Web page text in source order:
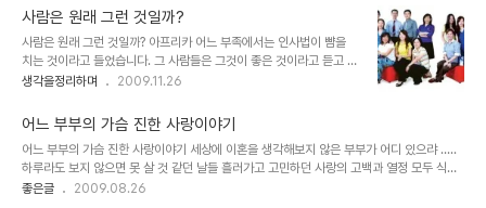
고 있음에 우려의 목소리가 커지고 있습니다. 더욱이 이러한 내용이 또
다시 찌라시에 기사화되면서 무한 반복되며 없는 일도 다시 재생산되
고 마는 그야말로 엉뚱한 일들이 자꾸 벌어지고 있습니다. 그런데, 이
를 두고 한나라당의 전여옥 의원께서 이에 대한 글을 썼다 하여 찾아보
니.... 참으로 아연실색하지 않을 수 없었습니다. 그동안 말도 아닌 말
않지만, 말을 하시려거든 제발 제대로..
사람은 원래 그런 것일까?
사람은 원래 그런 것일까? 아프리카 어느 부족에서는 인사법이 뺨을
치는 것이라고 들었습니다. 그 사람들은 그것이 좋은 것이라고 듣고 보
며 시간의 위로부터 현재까지 그렇게 이어져 그런 전통이 있는 그 곳에
언어에 따라 그 사람의 언어도 정해집니다. -해외 이민이나 입양을 가
지 않는 한- 학자들의 주장에 의하면 언어는 생각의 바탕이 된다고 합
니다. 그러니까 사람들은 자신이 사용하는 언어를 통해 생각을 하게 된
다는 것을 의미하기도 합니다. 또한 사람은 그 지역 또는 집안의 종교
에 따라 대부분은 그 종교를 믿게 됩니다. 그 속엔 의심 따위가 자리 잡
생각을정리하며 2009.11.26
어느 부부의 가슴 진한 사랑이야기
어느 부부의 가슴 진한 사랑이야기 세상에 이혼을 생각해보지 않은 부부가 어디 있으랴 .....
하루라도 보지 않으면 못 살 것 같던 날들 흘러가고 고민하던 사랑의 고백과 열정 모두 식어
가고 일상의 반복되는 습관에 의해 사랑을 말하면서 살아갑니다 근사해 보이는 다른 부부들
좋은글 2009.08.26